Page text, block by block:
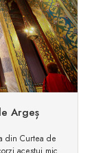
Argeș
din Curtea de